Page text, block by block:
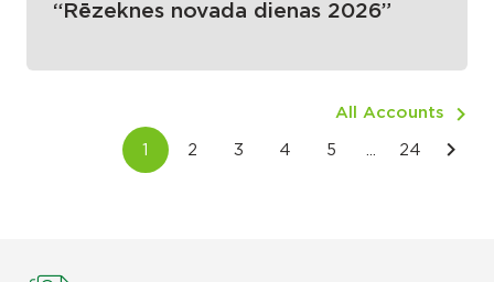
“Rēzeknes novada dienas 2026”
All Accounts